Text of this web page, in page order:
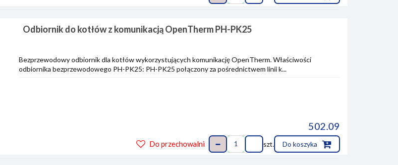
Odbiornik do kotłów z komunikacją OpenTherm PH-PK25
Bezprzewodowy odbiornik dla kotłów wykorzystujących komunikację OpenTherm. Właściwości
odbiornika bezprzewodowego PH-PK25: PH-PK25 połączony za pośrednictwem linii k...
502.09
szt. Do koszyka
Do przechowalni